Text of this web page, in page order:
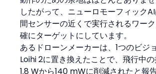
したがって、ニューロモーフィック
間センサーの近くで実行されるワー
確にターゲットにしています。
あるドローンメーカーは、1つのビジ
Loihi 2に置き換えたことで、飛行中
1.8 Wから140 mWに削減されたと報